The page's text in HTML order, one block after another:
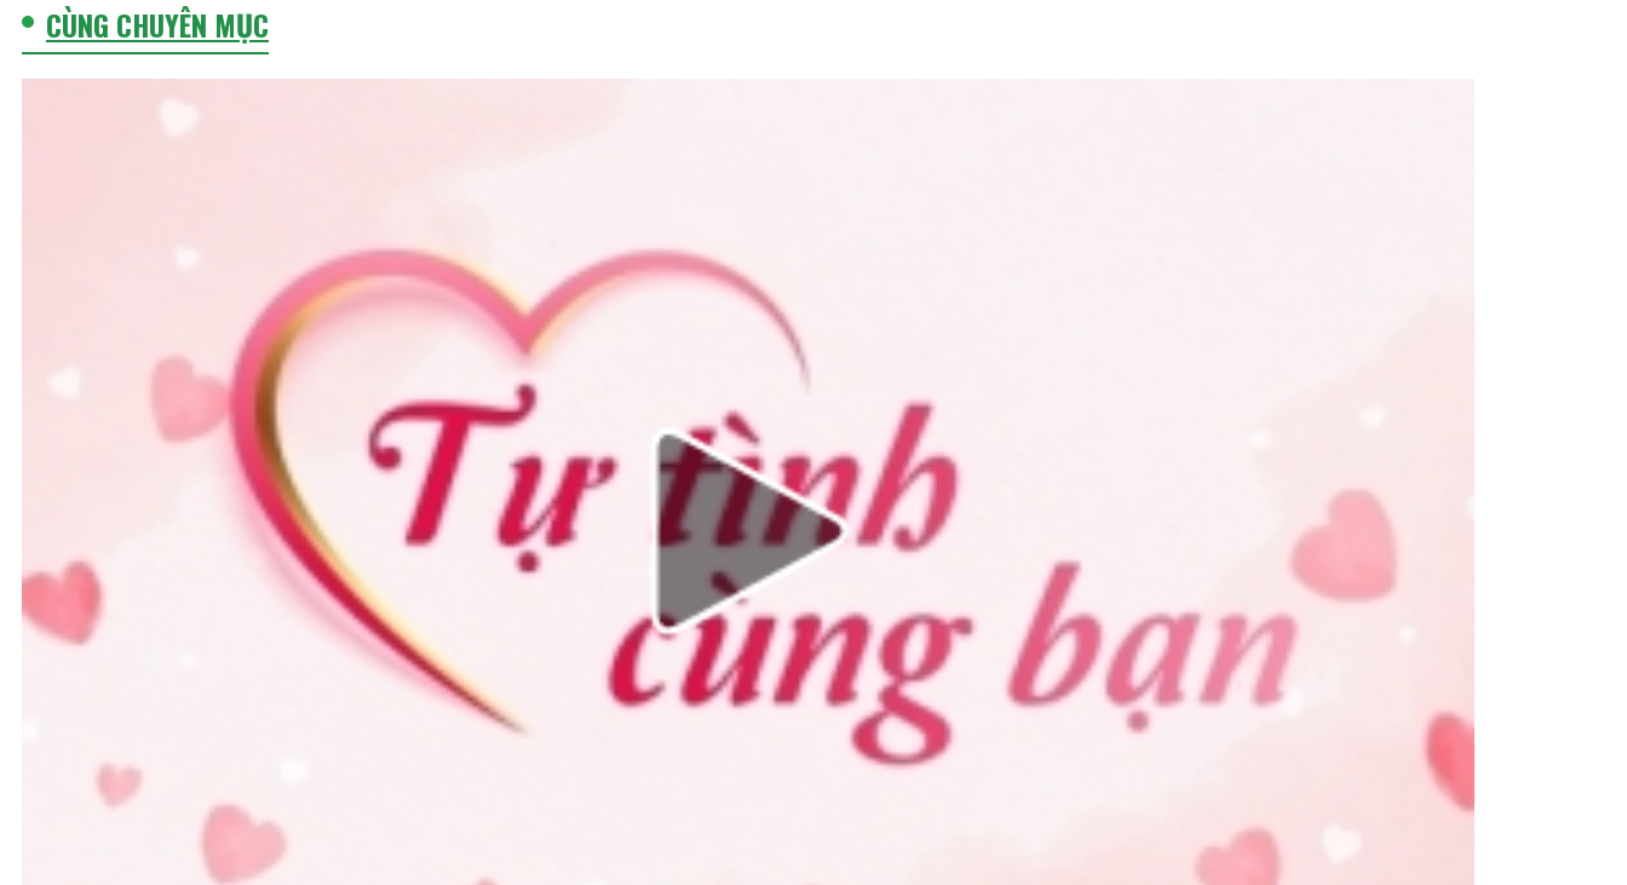
CÙNG CHUYÊN MỤC